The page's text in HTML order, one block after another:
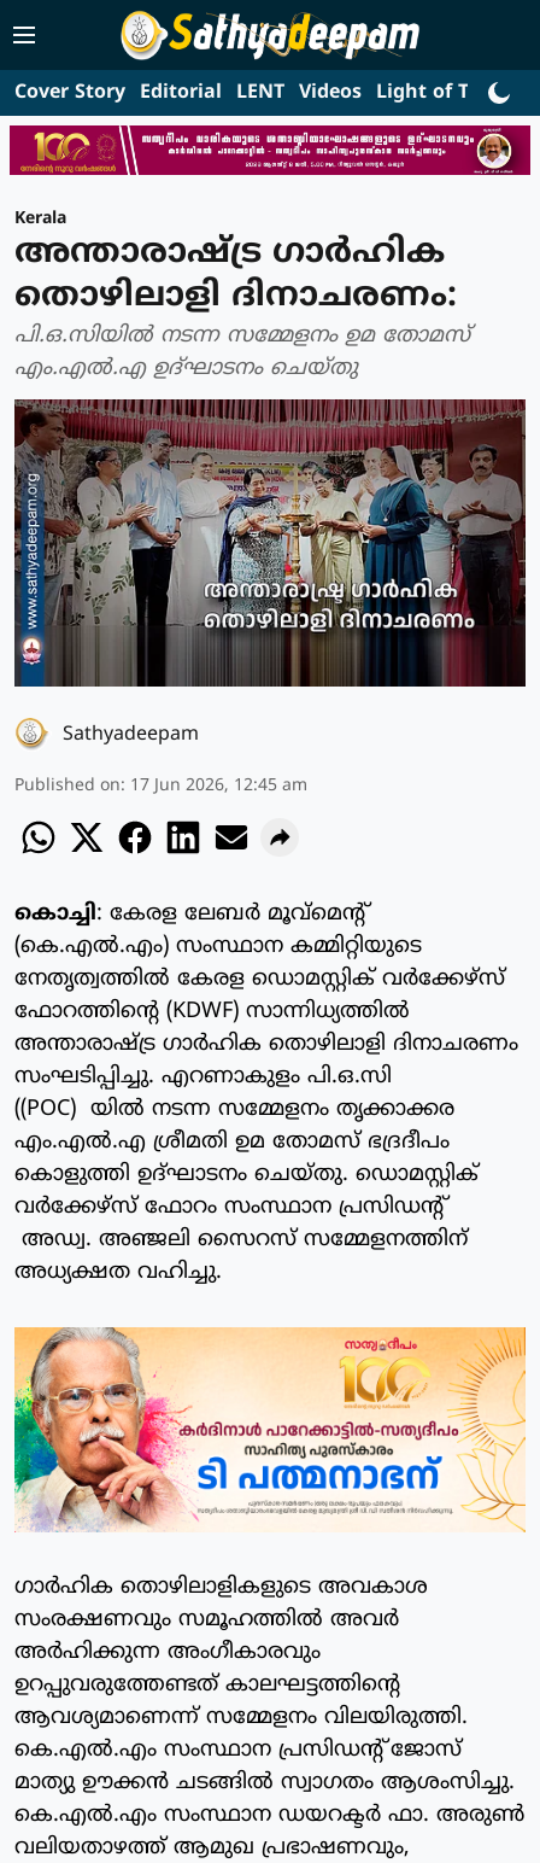
Cover Story Editorial LENT Videos Light of Truth
Kerala
അന്താരാഷ്ട്ര ഗാര്‍ഹിക
തൊഴിലാളി ദിനാചരണം:
പി.ഒ.സിയില്‍ നടന്ന സമ്മേളനം ഉമ തോമസ്
എം.എല്‍.എ ഉദ്ഘാടനം ചെയ്തു
Sathyadeepam
Published on: 17 Jun 2026, 12:45 am
കൊച്ചി: കേരള ലേബര്‍ മൂവ്‌മെന്റ്
(കെ.എല്‍.എം) സംസ്ഥാന കമ്മിറ്റിയുടെ
നേതൃത്വത്തില്‍ കേരള ഡൊമസ്റ്റിക് വര്‍ക്കേഴ്സ്
ഫോറത്തിന്റെ (KDWF) സാന്നിധ്യത്തില്‍
അന്താരാഷ്ട്ര ഗാര്‍ഹിക തൊഴിലാളി ദിനാചരണം
സംഘടിപ്പിച്ചു. എറണാകുളം പി.ഒ.സി
((POC) യില്‍ നടന്ന സമ്മേളനം തൃക്കാക്കര
എം.എല്‍.എ ശ്രീമതി ഉമ തോമസ് ഭദ്രദീപം
കൊളുത്തി ഉദ്ഘാടനം ചെയ്തു. ഡൊമസ്റ്റിക്
വര്‍ക്കേഴ്സ് ഫോറം സംസ്ഥാന പ്രസിഡന്റ്
അഡ്വ. അഞ്ജലി സൈറസ് സമ്മേളനത്തിന്
അധ്യക്ഷത വഹിച്ചു.
ഗാര്‍ഹിക തൊഴിലാളികളുടെ അവകാശ
സംരക്ഷണവും സമൂഹത്തില്‍ അവര്‍
അര്‍ഹിക്കുന്ന അംഗീകാരവും
ഉറപ്പുവരുത്തേണ്ടത് കാലഘട്ടത്തിന്റെ
ആവശ്യമാണെന്ന് സമ്മേളനം വിലയിരുത്തി.
കെ.എല്‍.എം സംസ്ഥാന പ്രസിഡന്റ് ജോസ്
മാത്യു ഊക്കന്‍ ചടങ്ങില്‍ സ്വാഗതം ആശംസിച്ചു.
കെ.എല്‍.എം സംസ്ഥാന ഡയറക്ടര്‍ ഫാ. അരുണ്‍
വലിയതാഴത്ത് ആമുഖ പ്രഭാഷണവും,